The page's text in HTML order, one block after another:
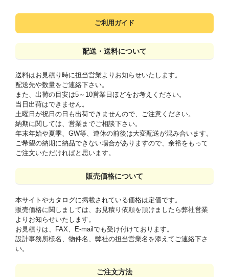
ご利用ガイド
配送・送料について
送料はお見積り時に担当営業よりお知らせいたします。
配送先や数量をご連絡下さい。
また、出荷の目安は5～10営業日ほどをお考えください。
当日出荷はできません。
土曜日が祝日の日も出荷できませんので、ご注意ください。
納期に関しては、営業までご相談下さい。
年末年始や夏季、GW等、連休の前後は大変配送が混み合います。
ご希望の納期に納品できない場合がありますので、余裕をもって
ご注文いただければと思います。
販売価格について
本サイトやカタログに掲載されている価格は定価です。
販売価格に関しましては、お見積り依頼を頂けましたら弊社営業
よりお知らせいたします。
お見積りは、FAX、E-mailでも受け付けております。
設計事務所様名、物件名、弊社の担当営業名を添えてご連絡下さ
い。
ご注文方法